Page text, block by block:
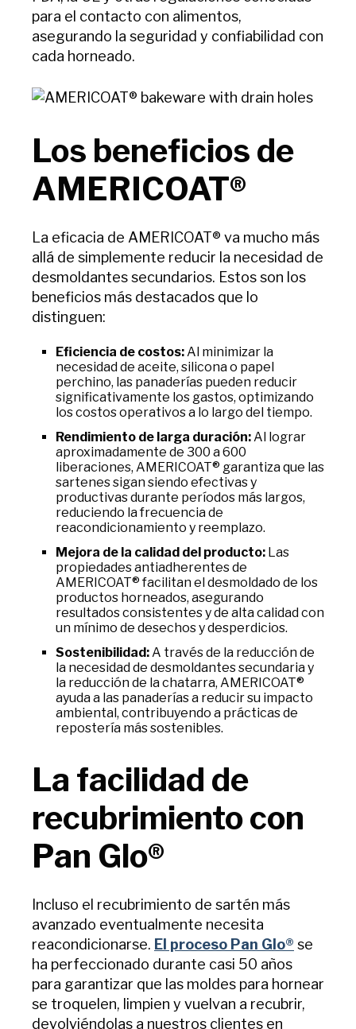
para el contacto con alimentos,
asegurando la seguridad y confiabilidad con
cada horneado.
Los beneficios de
AMERICOAT®
La eficacia de AMERICOAT® va mucho más
allá de simplemente reducir la necesidad de
desmoldantes secundarios. Estos son los
beneficios más destacados que lo
distinguen:
Eficiencia de costos: Al minimizar la
necesidad de aceite, silicona o papel
perchino, las panaderías pueden reducir
significativamente los gastos, optimizando
los costos operativos a lo largo del tiempo.
Rendimiento de larga duración: Al lograr
aproximadamente de 300 a 600
liberaciones, AMERICOAT® garantiza que las
sartenes sigan siendo efectivas y
productivas durante períodos más largos,
reduciendo la frecuencia de
reacondicionamiento y reemplazo.
Mejora de la calidad del producto: Las
propiedades antiadherentes de
AMERICOAT® facilitan el desmoldado de los
productos horneados, asegurando
resultados consistentes y de alta calidad con
un mínimo de desechos y desperdicios.
Sostenibilidad: A través de la reducción de
la necesidad de desmoldantes secundaria y
la reducción de la chatarra, AMERICOAT®
ayuda a las panaderías a reducir su impacto
ambiental, contribuyendo a prácticas de
repostería más sostenibles.
La facilidad de
recubrimiento con
Pan Glo®
Incluso el recubrimiento de sartén más
avanzado eventualmente necesita
reacondicionarse. El proceso Pan Glo® se
ha perfeccionado durante casi 50 años
para garantizar que las moldes para hornear
se troquelen, limpien y vuelvan a recubrir,
devolviéndolas a nuestros clientes en